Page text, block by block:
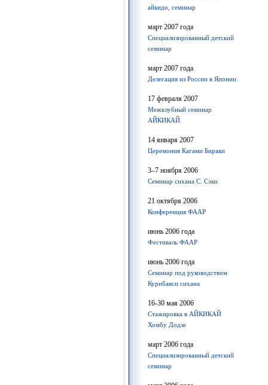
айкидо, семинар
март 2007 года
Специализированный детский
семинар
март 2007 года
Делегация из России в Японии
17 февраля 2007
Межклубный семинар
АЙКИКАЙ
14 января 2007
Церемония Кагами Бираки
3–7 ноября 2006
Семинар сихана С. Сэки
21 октября 2006
Конференция ФААР
июнь 2006 года
Фестиваль ФААР
июнь 2006 года
Семинар под руководством
Курибаяси сихана
16-30 мая 2006
Стажировка в АЙКИКАЙ
Хомбу Додзе
март 2006 года
Специализированный детский
семинар